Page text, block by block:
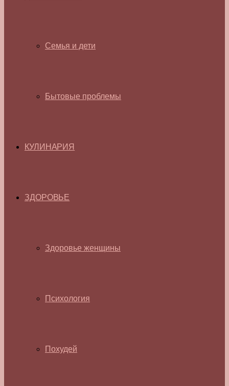
Семья и дети
Бытовые проблемы
КУЛИНАРИЯ
ЗДОРОВЬЕ
Здоровье женщины
Психология
Похудей